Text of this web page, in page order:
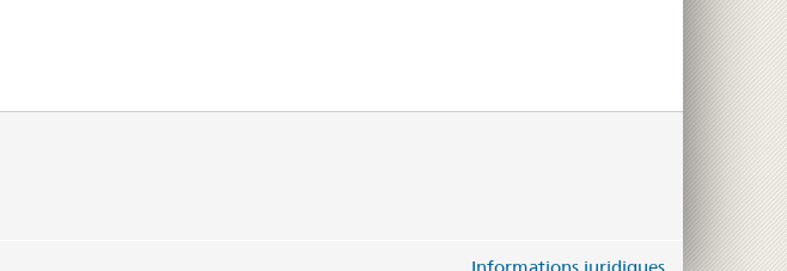
Informations juridiques